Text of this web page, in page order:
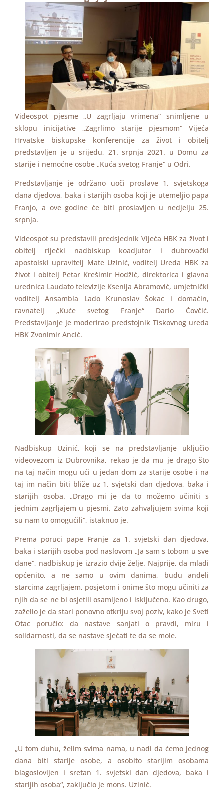
Videospot pjesme „U zagrljaju vrimena“ snimljene u
sklopu inicijative „Zagrlimo starije pjesmom“ Vijeća
Hrvatske biskupske konferencije za život i obitelj
predstavljen je u srijedu, 21. srpnja 2021. u Domu za
starije i nemoćne osobe „Kuća svetog Franje“ u Odri.
Predstavljanje je održano uoči proslave 1. svjetskoga
dana djedova, baka i starijih osoba koji je utemeljio papa
Franjo, a ove godine će biti proslavljen u nedjelju 25.
srpnja.
Videospot su predstavili predsjednik Vijeća HBK za život i
obitelj riječki nadbiskup koadjutor i dubrovački
apostolski upravitelj Mate Uzinić, voditelj Ureda HBK za
život i obitelj Petar Krešimir Hodžić, direktorica i glavna
urednica Laudato televizije Ksenija Abramović, umjetnički
voditelj Ansambla Lado Krunoslav Šokac i domaćin,
ravnatelj „Kuće svetog Franje“ Dario Čovčić.
Predstavljanje je moderirao predstojnik Tiskovnog ureda
HBK Zvonimir Ancić.
Nadbiskup Uzinić, koji se na predstavljanje uključio
videovezom iz Dubrovnika, rekao je da mu je drago što
na taj način mogu ući u jedan dom za starije osobe i na
taj im način biti bliže uz 1. svjetski dan djedova, baka i
starijih osoba. „Drago mi je da to možemo učiniti s
jednim zagrljajem u pjesmi. Zato zahvaljujem svima koji
su nam to omogućili“, istaknuo je.
Prema poruci pape Franje za 1. svjetski dan djedova,
baka i starijih osoba pod naslovom „Ja sam s tobom u sve
dane“, nadbiskup je izrazio dvije želje. Najprije, da mladi
općenito, a ne samo u ovim danima, budu anđeli
starcima zagrljajem, posjetom i onime što mogu učiniti za
njih da se ne bi osjetili osamljeno i isključeno. Kao drugo,
zaželio je da stari ponovno otkriju svoj poziv, kako je Sveti
Otac poručio: da nastave sanjati o pravdi, miru i
solidarnosti, da se nastave sjećati te da se mole.
„U tom duhu, želim svima nama, u nadi da ćemo jednog
dana biti starije osobe, a osobito starijim osobama
blagoslovljen i sretan 1. svjetski dan djedova, baka i
starijih osoba“, zaključio je mons. Uzinić.